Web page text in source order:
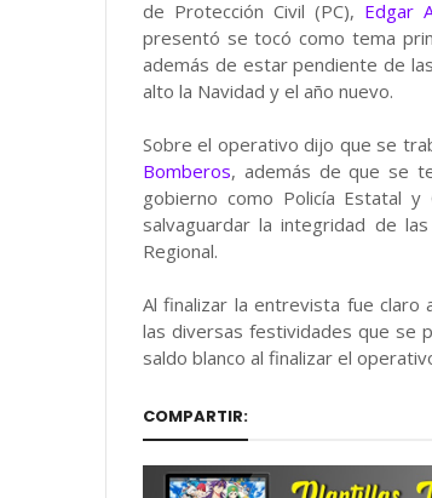
de Protección Civil (PC), Edgar
presentó se tocó como tema
además de estar pendiente de
alto la Navidad y el año nuevo.
Sobre el operativo dijo que se
Bomberos, además de que se
gobierno como Policía Estatal y
salvaguardar la integridad de
Regional.
Al finalizar la entrevista fue
las diversas festividades que se
saldo blanco al finalizar el
COMPARTIR: